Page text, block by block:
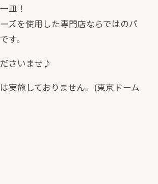
皿！
ズを使用した専門店ならではのパ
す。
さいませ♪
実施しておりません。(東京ドーム